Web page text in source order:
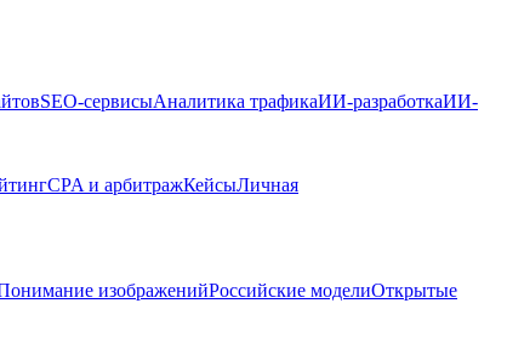
SEO-сервисыАналитика трафикаИИ-разработкаИИ-
CPA и арбитражКейсыЛичная
изображенийРоссийские моделиОткрытые